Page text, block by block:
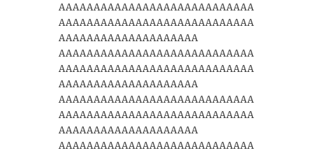
AAAAAAAAAAAAAAAAAAAAAAAAAAAA
AAAAAAAAAAAAAAAAAAAAAAAAAAAA
AAAAAAAAAAAAAAAAAAAA
AAAAAAAAAAAAAAAAAAAAAAAAAAAA
AAAAAAAAAAAAAAAAAAAAAAAAAAAA
AAAAAAAAAAAAAAAAAAAA
AAAAAAAAAAAAAAAAAAAAAAAAAAAA
AAAAAAAAAAAAAAAAAAAAAAAAAAAA
AAAAAAAAAAAAAAAAAAAA
AAAAAAAAAAAAAAAAAAAAAAAAAAAA